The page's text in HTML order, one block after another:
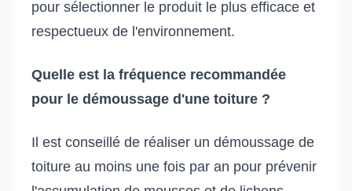
pour sélectionner le produit le plus efficace et
respectueux de l'environnement.
Quelle est la fréquence recommandée
pour le démoussage d'une toiture ?
Il est conseillé de réaliser un démoussage de
toiture au moins une fois par an pour prévenir